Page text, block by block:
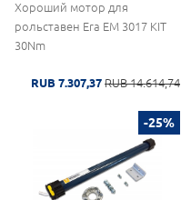
Хороший мотор для
рольставен Era EM 3017 KIT
30Nm
RUB 7.307,37 RUB 14.614,74
-25%